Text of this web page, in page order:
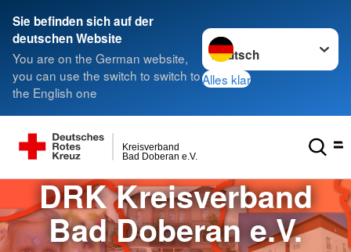
Sie befinden sich auf der
deutschen Website
You are on the German website,
you can use the switch to switch to
the English one
Sprache wechseln zu
Alles klar
Bad Doberan e.V.
Kreisverband
DRK Kreisverband
Bad Doberan e.V.